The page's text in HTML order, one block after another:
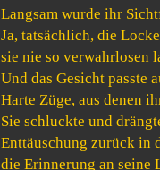
Langsam wurde ihr
Ja, tatsächlich, die
sie nie so verwahrlosen
Und das Gesicht passte
Harte Züge, aus denen
Sie schluckte und
Enttäuschung zurück in
die Erinnerung an seine